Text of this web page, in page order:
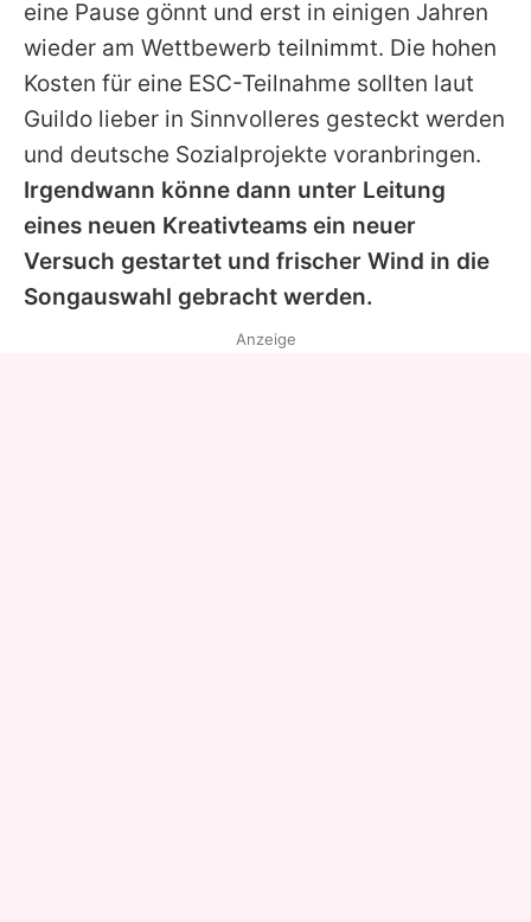
eine Pause gönnt und erst in einigen Jahren
wieder am Wettbewerb teilnimmt. Die hohen
Kosten für eine ESC-Teilnahme sollten laut
Guildo lieber in Sinnvolleres gesteckt werden
und deutsche Sozialprojekte voranbringen.
Irgendwann könne dann unter Leitung
eines neuen Kreativteams ein neuer
Versuch gestartet und frischer Wind in die
Songauswahl gebracht werden.
Anzeige